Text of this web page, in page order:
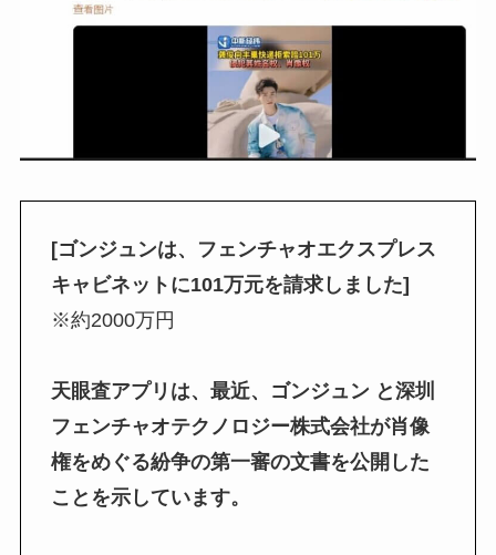
[ゴンジュンは、フェンチャオエクスプレス
キャビネットに101万元を請求しました]
※約2000万円
天眼査アプリは、最近、ゴンジュン と深圳
フェンチャオテクノロジー株式会社が肖像
権をめぐる紛争の第一審の文書を公開した
ことを示しています。